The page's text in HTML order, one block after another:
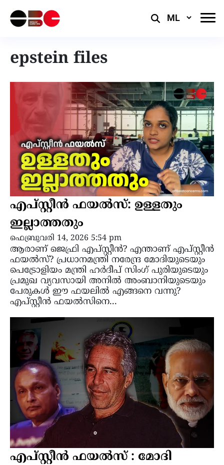
Select
epstein files
എപ്‌സ്റ്റീൻ ഫയൽസ്: ഉള്ളതും
ഇല്ലാത്തതും
ഫെബ്രുവരി 14, 2026 5:54 pm
ആരാണ് ജെഫ്രി എപ്സ്റ്റീൻ? എന്താണ് എപ്സ്റ്റീൻ
ഫയൽസ്? പ്രധാനമന്ത്രി നരേന്ദ്ര മോദിയുടെയും
പെട്രോളിയം മന്ത്രി ഹർദീപ് സിംഗ് പുരിയുടെയും
പ്രമുഖ വ്യവസായി അനിൽ അംബാനിയുടെയും
പേരുകൾ ഈ ഫയലിൽ എങ്ങനെ വന്നു?
എപ്സ്റ്റീൻ ഫയൽസിനെ...
എപ്സ്റ്റീൻ ഫയൽസ് : മോദി